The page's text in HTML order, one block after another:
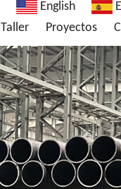
English
Taller Proyectos